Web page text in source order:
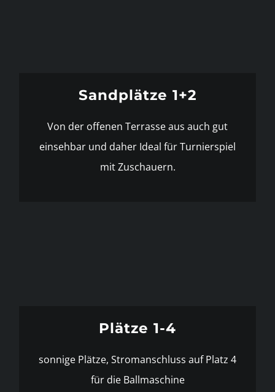
Sandplätze 1+2
Von der offenen Terrasse aus auch gut
einsehbar und daher Ideal für Turnierspiel
mit Zuschauern.
Plätze 1-4
sonnige Plätze, Stromanschluss auf Platz 4
für die Ballmaschine